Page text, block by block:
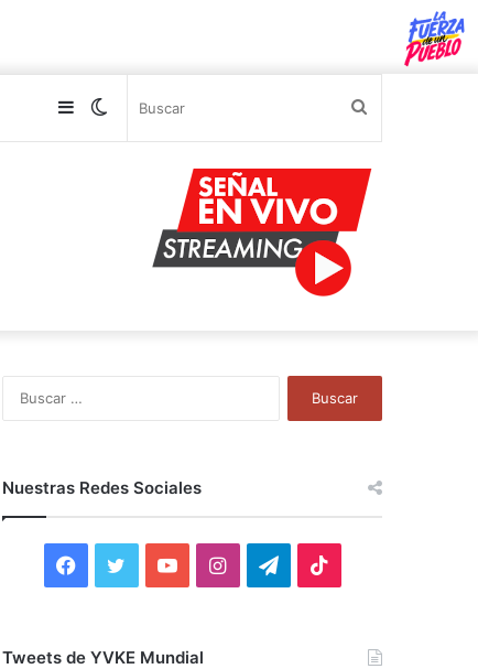
Switch
Sidebar
Nuestras Redes Sociales
F
c
i
Y
u
I
T
Tweets de YVKE Mundial